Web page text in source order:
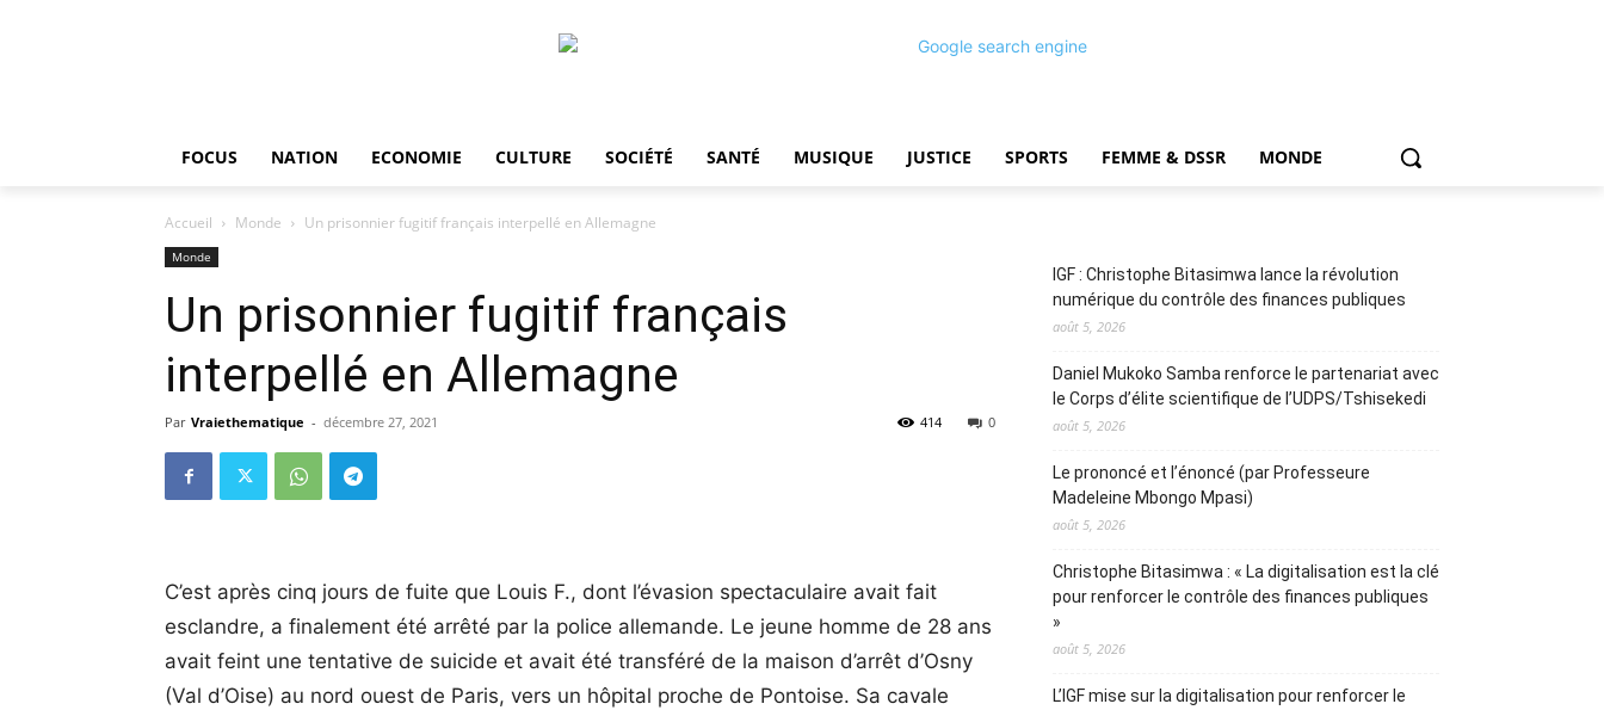
FOCUS NATION ECONOMIE CULTURE SOCIÉTÉ SANTÉ MUSIQUE JUSTICE SPORTS FEMME & DSSR MONDE
Accueil Monde Un prisonnier fugitif français interpellé en Allemagne
Monde
Un prisonnier fugitif français
interpellé en Allemagne
Par Vraiethematique - décembre 27, 2021 0
414
C’est après cinq jours de fuite que Louis F., dont l’évasion spectaculaire avait fait
esclandre, a finalement été arrêté par la police allemande. Le jeune homme de 28 ans
avait feint une tentative de suicide et avait été transféré de la maison d’arrêt d’Osny
(Val d’Oise) au nord ouest de Paris, vers un hôpital proche de Pontoise. Sa cavale
IGF : Christophe Bitasimwa lance la révolution
numérique du contrôle des finances publiques
août 5, 2026
Daniel Mukoko Samba renforce le partenariat avec
le Corps d’élite scientifique de l’UDPS/Tshisekedi
août 5, 2026
Le prononcé et l’énoncé (par Professeure
Madeleine Mbongo Mpasi)
août 5, 2026
Christophe Bitasimwa : « La digitalisation est la clé
pour renforcer le contrôle des finances publiques
»
août 5, 2026
L’IGF mise sur la digitalisation pour renforcer le